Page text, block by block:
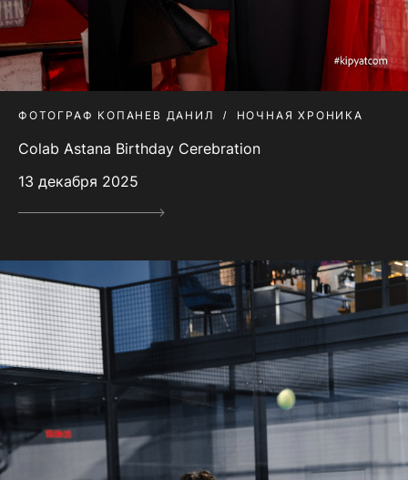
ФОТОГРАФ КОПАНЕВ ДАНИЛ НОЧНАЯ ХРОНИКА
Colab Astana Birthday Cerebration
13 декабря 2025